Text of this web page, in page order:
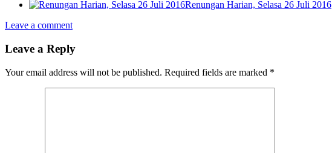
Renungan Harian, Selasa 26 Juli 2016
Leave a comment
Leave a Reply
Your email address will not be published. Required fields are marked *